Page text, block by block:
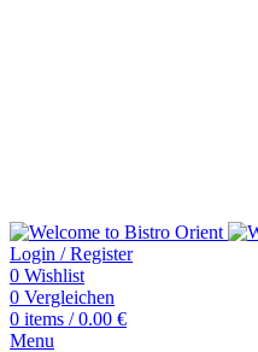
Login / Register
0 Wishlist
0 Vergleichen
0 items / 0.00 €
Menu